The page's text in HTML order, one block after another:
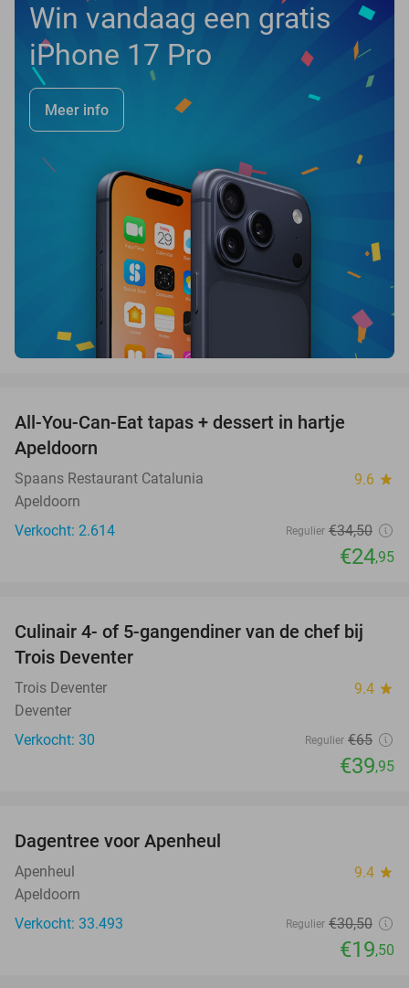
Win vandaag een gratis
iPhone 17 Pro
Meer info
All-You-Can-Eat tapas + dessert in hartje
Apeldoorn
Spaans Restaurant Catalunia 9.6 star
Apeldoorn
Verkocht: 2.614
Regulier €34,50
€24,95
39%
Culinair 4- of 5-gangendiner van de chef bij
Trois Deventer
Trois Deventer 9.4 star
Deventer
Verkocht: 30
Regulier €65
€39,95
Dagentree voor Apenheul
Apenheul 9.4 star
Apeldoorn
Verkocht: 33.493
Regulier €30,50
€19,50